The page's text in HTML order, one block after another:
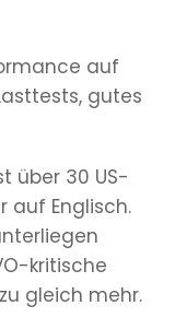
auf
gutes
über 30 US-
auf Englisch.
kritische
gleich mehr.